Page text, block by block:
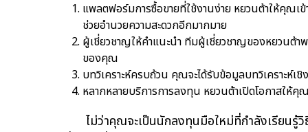
แพลตฟอร์มการซื้อขายที่ใช้งานง่าย หยวนต้าให้คุณ
ช่วยอำนวยความสะดวกอีกมากมาย
ผู้เชี่ยวชาญให้คำแนะนำ ทีมผู้เชี่ยวชาญของหยวนต้า
ของคุณ
บทวิเคราะห์ครบถ้วน คุณจะได้รับข้อมูลบทวิเคราะห์
หลากหลายบริการการลงทุน หยวนต้าเปิดโอกาสให้
ไม่ว่าคุณจะเป็นนักลงทุนมือใหม่ที่กำลังเรียนรู้วิ